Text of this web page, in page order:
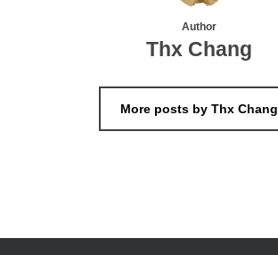
Author
Thx Chang
More posts by Thx Chang